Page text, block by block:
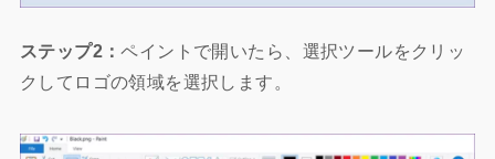
ステップ2：ペイントで開いたら、選択ツールをクリッ
クしてロゴの領域を選択します。